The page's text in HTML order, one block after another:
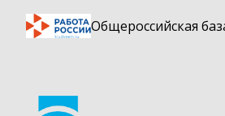
Общероссийская